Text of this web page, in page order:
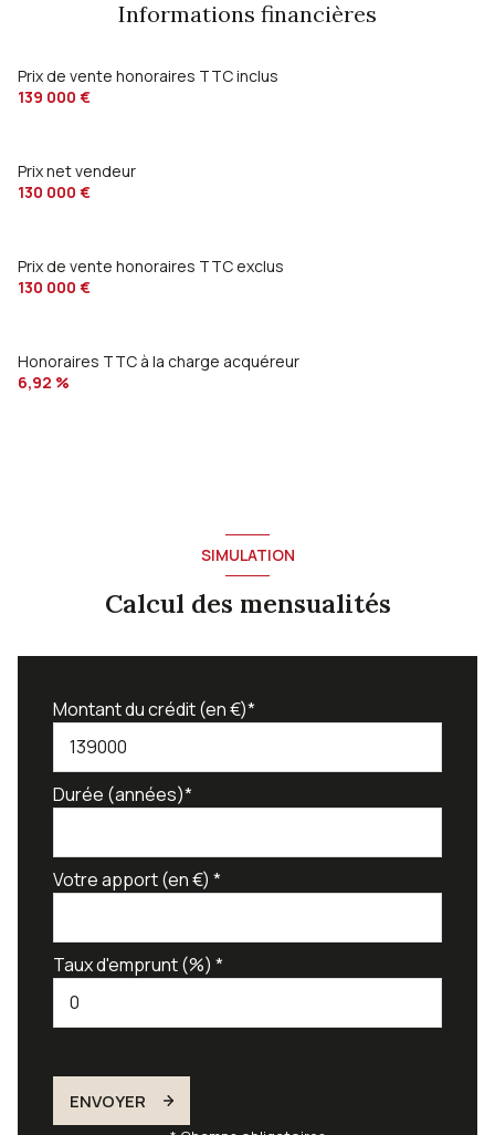
Informations financières
Prix de vente honoraires TTC inclus
139 000 €
Prix net vendeur
130 000 €
Prix de vente honoraires TTC exclus
130 000 €
Honoraires TTC à la charge acquéreur
6,92 %
SIMULATION
Calcul des mensualités
Montant du crédit (en €)*
Durée (années)*
Votre apport (en €) *
Taux d'emprunt (%) *
ENVOYER